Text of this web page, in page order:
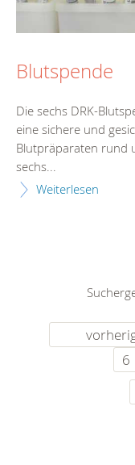
Blutspende
Die sechs DRK-
eine sichere und
Blutpräparaten rund
sechs...
Weiterlesen
6